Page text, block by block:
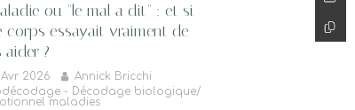
ou "le mal a dit" : et si
corps essayait vraiment de
aider ?
2026
Annick Bricchi
- Décodage biologique/
maladies